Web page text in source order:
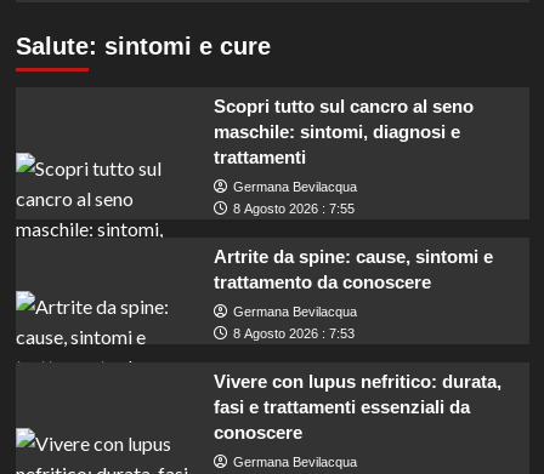
Salute: sintomi e cure
Scopri tutto sul cancro al seno
maschile: sintomi, diagnosi e
trattamenti
Germana Bevilacqua
8 Agosto 2026 : 7:55
Artrite da spine: cause, sintomi e
trattamento da conoscere
Germana Bevilacqua
8 Agosto 2026 : 7:53
Vivere con lupus nefritico: durata,
fasi e trattamenti essenziali da
conoscere
Germana Bevilacqua